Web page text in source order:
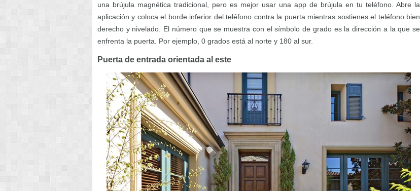
una brújula magnética tradicional, pero es mejor usar una app de brújula en tu teléfono. Abre la
aplicación y coloca el borde inferior del teléfono contra la puerta mientras sostienes el teléfono bien
derecho y nivelado. El número que se muestra con el símbolo de grado es la dirección a la que se
enfrenta la puerta. Por ejemplo, 0 grados está al norte y 180 al sur.
Puerta de entrada orientada al este